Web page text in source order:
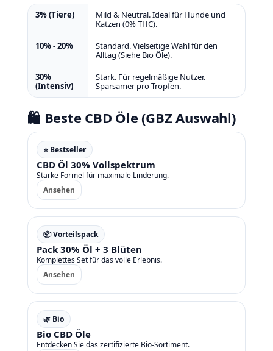
3% (Tiere)
Mild & Neutral. Ideal für Hunde und
Katzen (0% THC).
10% - 20%
Standard. Vielseitige Wahl für den
Alltag (Siehe Bio Öle).
30%
(Intensiv)
Stark. Für regelmäßige Nutzer.
Sparsamer pro Tropfen.
🛍️ Beste CBD Öle (GBZ Auswahl)
⭐ Bestseller
CBD Öl 30% Vollspektrum
Starke Formel für maximale Linderung.
Ansehen
📦 Vorteilspack
Pack 30% Öl + 3 Blüten
Komplettes Set für das volle Erlebnis.
Ansehen
🌿 Bio
Bio CBD Öle
Entdecken Sie das zertifizierte Bio-Sortiment.